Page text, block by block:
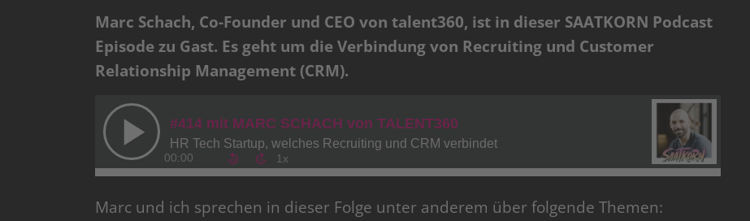
Marc Schach, Co-Founder und CEO von talent360, ist in dieser SAATKORN Podcast
Episode zu Gast. Es geht um die Verbindung von Recruiting und Customer
Relationship Management (CRM).
Marc und ich sprechen in dieser Folge unter anderem über folgende Themen: